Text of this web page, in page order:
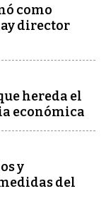
como
director
hereda el
económica
y
del